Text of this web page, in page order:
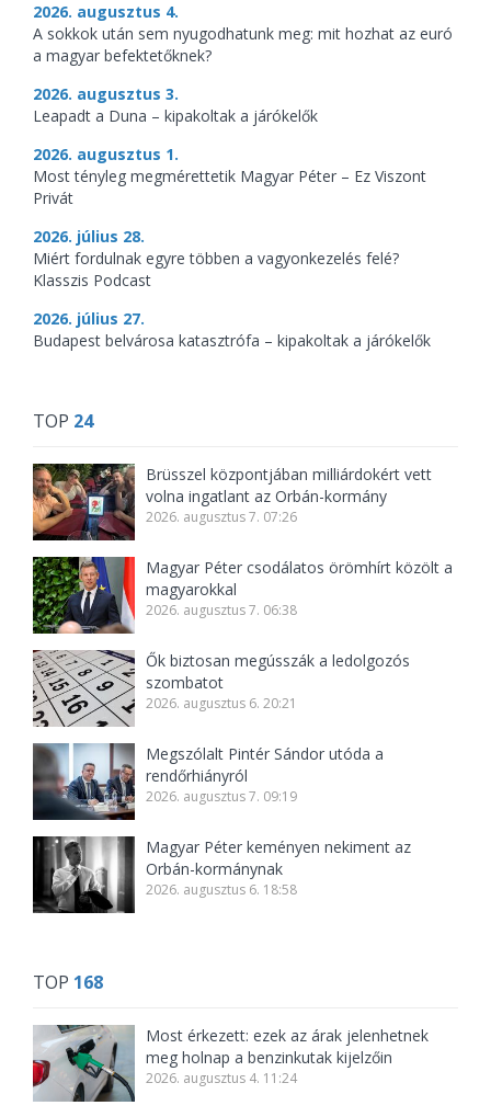
2026. augusztus 4.
A sokkok után sem nyugodhatunk meg: mit hozhat az euró
a magyar befektetőknek?
2026. augusztus 3.
Leapadt a Duna – kipakoltak a járókelők
2026. augusztus 1.
Most tényleg megmérettetik Magyar Péter – Ez Viszont
Privát
2026. július 28.
Miért fordulnak egyre többen a vagyonkezelés felé?
Klasszis Podcast
2026. július 27.
Budapest belvárosa katasztrófa – kipakoltak a járókelők
TOP 24
Brüsszel központjában milliárdokért vett
volna ingatlant az Orbán-kormány
2026. augusztus 7. 07:26
Magyar Péter csodálatos örömhírt közölt a
magyarokkal
2026. augusztus 7. 06:38
Ők biztosan megússzák a ledolgozós
szombatot
2026. augusztus 6. 20:21
Megszólalt Pintér Sándor utóda a
rendőrhiányról
2026. augusztus 7. 09:19
Magyar Péter keményen nekiment az
Orbán-kormánynak
2026. augusztus 6. 18:58
TOP 168
Most érkezett: ezek az árak jelenhetnek
meg holnap a benzinkutak kijelzőin
2026. augusztus 4. 11:24